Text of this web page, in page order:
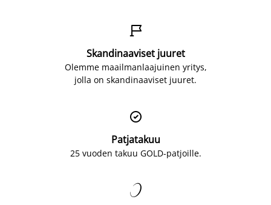

Skandinaaviset juuret
Olemme maailmanlaajuinen yritys,
jolla on skandinaaviset juuret.

Patjatakuu
25 vuoden takuu GOLD-patjoille.
